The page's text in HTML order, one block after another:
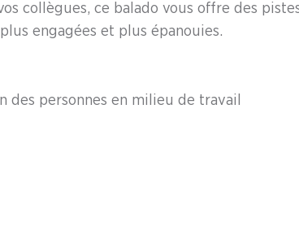
collègues, ce balado vous offre des
engagées et plus épanouies.
personnes en milieu de travail